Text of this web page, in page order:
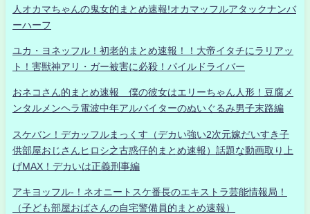
人オカマちゃんの鬼女的まとめ速報!オカマッフルアタックナンバ
ーハーフ
ユカ・ヨネッフル！初老的まとめ速報！！大帝イタチにラリアッ
ト！害獣神アリ・ガー被害に必殺！パイルドライバー
おネコさん的まとめ速報 僕の彼女はエリーちゃん人形！豆腐メ
ンタルメンヘラ電波中年アルバイターのぬいぐるみ男子末路編
スケバン！デカッフルまっくす（デカい強い2次元嫁だいすき子
供部屋おじさんヒロシ之古惑仔的まとめ速報）話題な動画取り上
げMAX！デカいは正義刑事編
アキヨッフル-！ネオニートスケ番長のエキストラ芸能情報局！
（子ども部屋おばさんの自宅警備員的まとめ速報）